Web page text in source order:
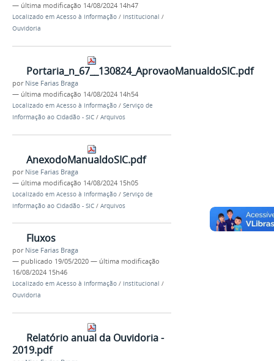
— última modificação 14/08/2024 14h47
Localizado em Acesso à Informação / Institucional /
Ouvidoria
Portaria_n_67__130824_AprovaoManualdoSIC.pdf
por Nise Farias Braga
— última modificação 14/08/2024 14h54
Localizado em Acesso à Informação / Serviço de
Informação ao Cidadão - SIC / Arquivos
AnexodoManualdoSIC.pdf
por Nise Farias Braga
— última modificação 14/08/2024 15h05
Localizado em Acesso à Informação / Serviço de
Informação ao Cidadão - SIC / Arquivos
Fluxos
por Nise Farias Braga
— publicado 19/05/2020 — última modificação
16/08/2024 15h46
Localizado em Acesso à Informação / Institucional /
Ouvidoria
Relatório anual da Ouvidoria -
2019.pdf